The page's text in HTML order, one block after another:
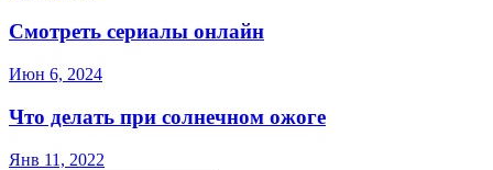
Смотреть сериалы онлайн
Июн 6, 2024
Что делать при солнечном ожоге
Янв 11, 2022